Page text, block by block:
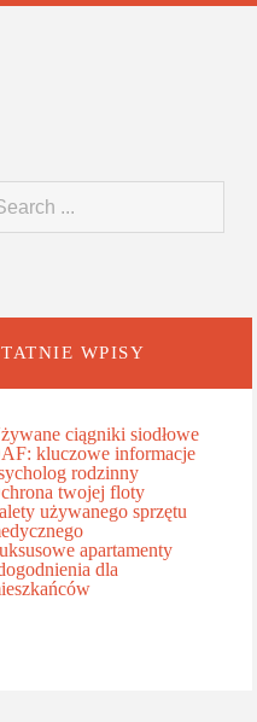
WPISY
ciągniki siodłowe
kluczowe informacje
rodzinny
twojej floty
używanego sprzętu
apartamenty
dla